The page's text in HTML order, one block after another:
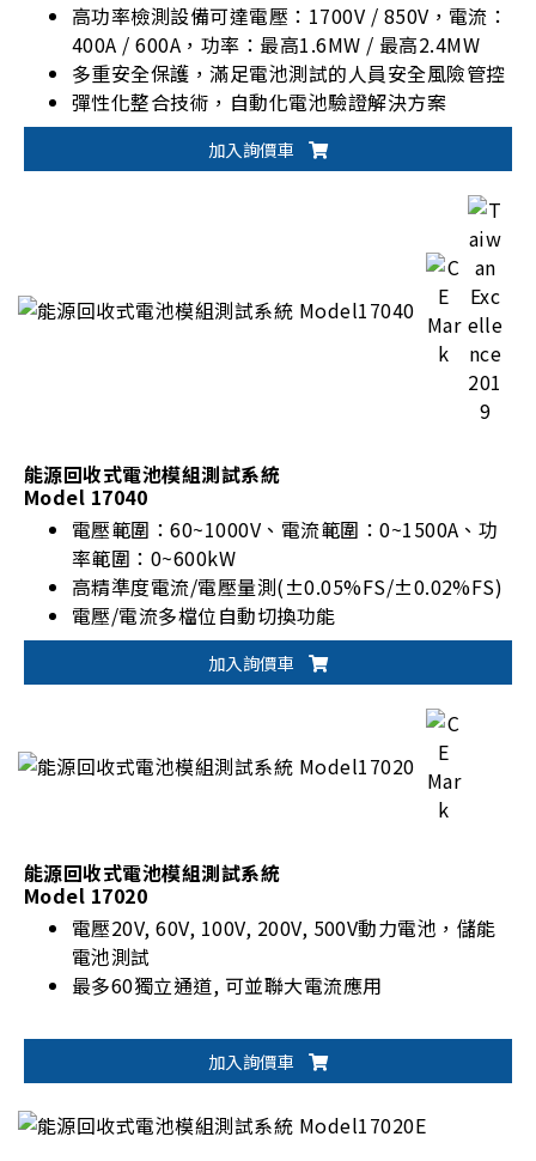
高功率檢測設備可達電壓：1700V / 850V，電流：
400A / 600A，功率：最高1.6MW / 最高2.4MW
多重安全保護，滿足電池測試的人員安全風險管控
彈性化整合技術，自動化電池驗證解決方案
加入詢價車
能源回收式電池模組測試系統
Model 17040
電壓範圍：60~1000V、電流範圍：0~1500A、功
率範圍：0~600kW
高精準度電流/電壓量測(±0.05%FS/±0.02%FS)
電壓/電流多檔位自動切換功能
可符合動力電池國際標準測試：IEC, ISO, UL,
具備電池放電能量回收再利用功能(Eff. >90%, PF
加入詢價車
能源回收式電池模組測試系統
Model 17020
電壓20V, 60V, 100V, 200V, 500V動力電池，儲能
電池測試
最多60獨立通道, 可並聯大電流應用
加入詢價車